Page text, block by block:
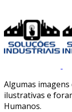
Algumas
ilustrativas e
Humanos.